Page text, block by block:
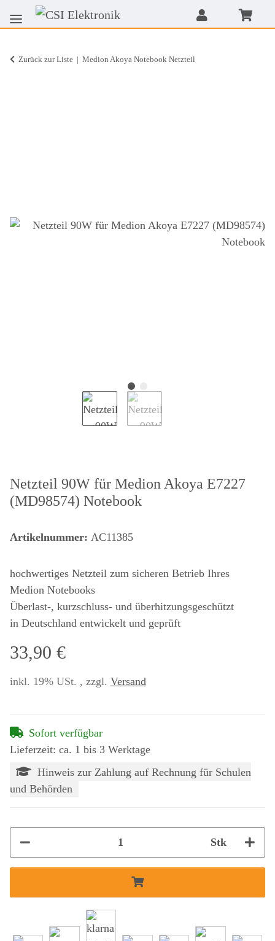
Zurück zur Liste Medion Akoya Notebook Netzteil
Netzteil 90W für Medion Akoya E7227
(MD98574) Notebook
Artikelnummer: AC11385
hochwertiges Netzteil zum sicheren Betrieb Ihres
Medion Notebooks
Überlast-, kurzschluss- und überhitzungsgeschützt
in Deutschland entwickelt und geprüft
33,90 €
inkl. 19% USt. , zzgl. Versand
Sofort verfügbar
Lieferzeit: ca. 1 bis 3 Werktage
Hinweis zur Zahlung auf Rechnung für Schulen
und Behörden
Stk